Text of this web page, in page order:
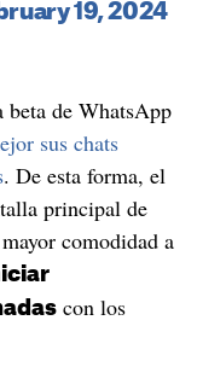
19, 2024
beta de WhatsApp
sus chats
. De esta forma, el
principal de
comodidad a
con los